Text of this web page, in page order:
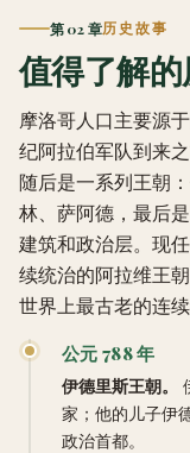
第 02 章历史故事
值得了解的
摩洛哥人口主要源
纪阿拉伯军队到来
随后是一系列王朝
林、萨阿德，最后
建筑和政治层。现
续统治的阿拉维王
世界上最古老的连续
公元 788 年
伊德里斯王朝。
家；他的儿子伊
政治首都。